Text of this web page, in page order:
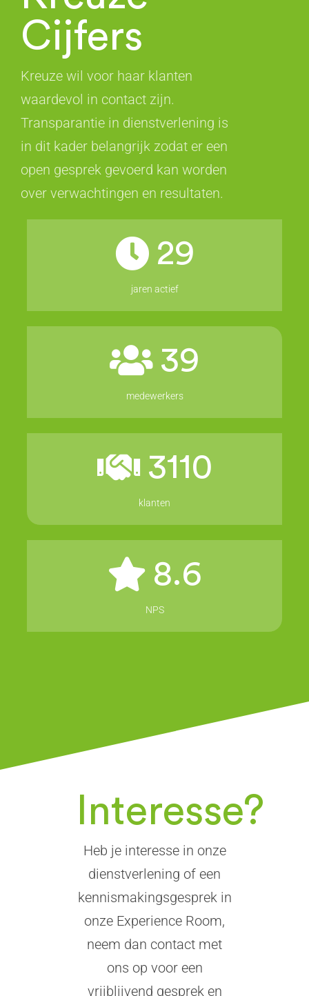
Cijfers
Kreuze wil voor haar klanten
waardevol in contact zijn.
Transparantie in dienstverlening is
in dit kader belangrijk zodat er een
open gesprek gevoerd kan worden
over verwachtingen en resultaten.
29
jaren actief
39
medewerkers
3110
klanten
8.6
NPS
Interesse?
Heb je interesse in onze
dienstverlening of een
kennismakingsgesprek in
onze Experience Room,
neem dan contact met
ons op voor een
vrijblijvend gesprek en